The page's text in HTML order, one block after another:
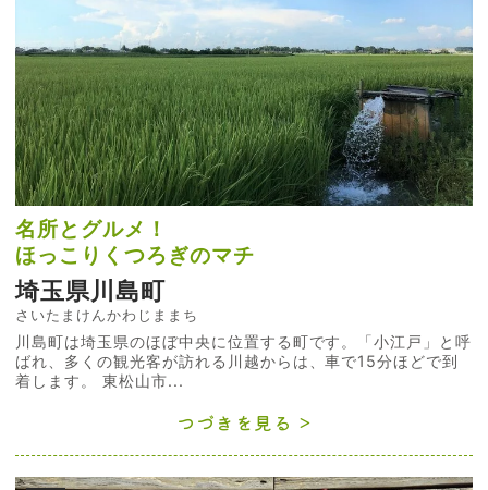
名所とグルメ！
ほっこりくつろぎのマチ
埼玉県川島町
さいたまけんかわじままち
川島町は埼玉県のほぼ中央に位置する町です。「小江戸」と呼
ばれ、多くの観光客が訪れる川越からは、車で15分ほどで到
着します。 東松山市...
つづきを見る